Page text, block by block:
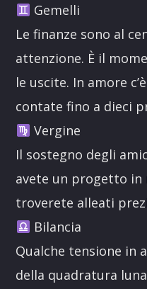
Gemelli
Le finanze sono al
attenzione. È il
le uscite. In amore
contate fino a dieci
Vergine
Il sostegno degli
avete un progetto in
troverete alleati
Bilancia
Qualche tensione in
della quadratura